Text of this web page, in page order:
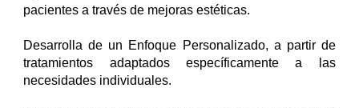
pacientes a través de mejoras estéticas.
Desarrolla de un Enfoque Personalizado, a partir de
tratamientos adaptados específicamente a las
necesidades individuales.